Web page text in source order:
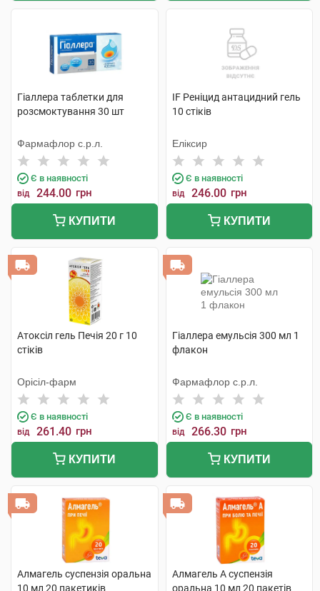
Гіаллера таблетки для
розсмоктування 30 шт
Фармафлор с.р.л.
Є в наявності
від 244.00 грн
КУПИТИ
IF Реніцид антацидний гель
10 стіків
Еліксир
Є в наявності
від 246.00 грн
КУПИТИ
Атоксіл гель Печія 20 г 10
стіків
Орісіл-фарм
Є в наявності
від 261.40 грн
КУПИТИ
Гіаллера емульсія 300 мл 1
флакон
Фармафлор с.р.л.
Є в наявності
від 266.30 грн
КУПИТИ
Алмагель суспензія оральна
10 мл 20 пакетиків
Алмагель А суспензія
оральна 10 мл 20 пакетів